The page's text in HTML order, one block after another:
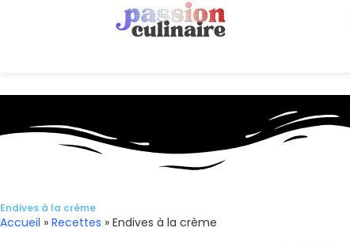
Endives à la crème
Accueil » Recettes » Endives à la crème